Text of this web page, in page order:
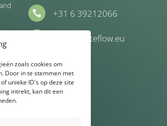
zoals cookies om
Door in te stemmen met
unieke ID's op deze site
intrekt, kan dit een
 +31 6 39212066
info@wasteflow.eu